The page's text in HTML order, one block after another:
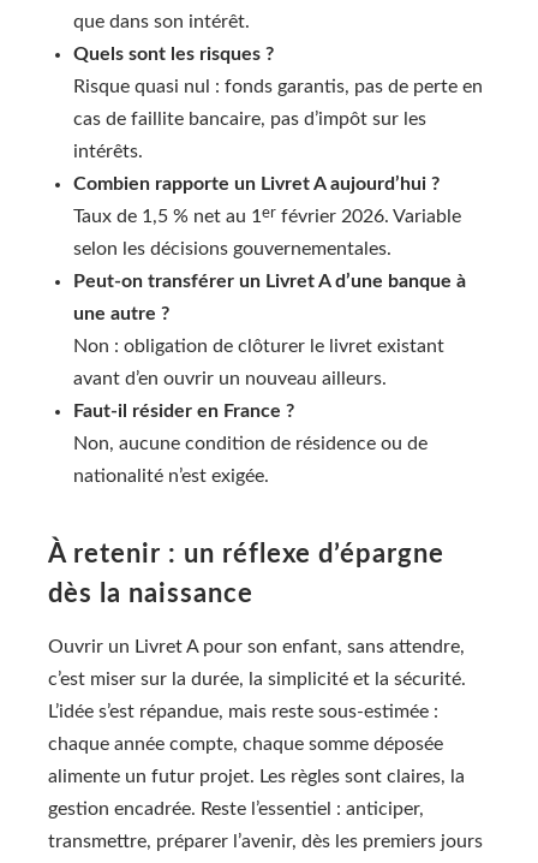
que dans son intérêt.
Quels sont les risques ?
Risque quasi nul : fonds garantis, pas de perte en
cas de faillite bancaire, pas d’impôt sur les
intérêts.
Combien rapporte un Livret A aujourd’hui ?
Taux de 1,5 % net au 1 er février 2026. Variable
selon les décisions gouvernementales.
Peut-on transférer un Livret A d’une banque à
une autre ?
Non : obligation de clôturer le livret existant
avant d’en ouvrir un nouveau ailleurs.
Faut-il résider en France ?
Non, aucune condition de résidence ou de
nationalité n’est exigée.
À retenir : un réflexe d’épargne
dès la naissance
Ouvrir un Livret A pour son enfant, sans attendre,
c’est miser sur la durée, la simplicité et la sécurité.
L’idée s’est répandue, mais reste sous-estimée :
chaque année compte, chaque somme déposée
alimente un futur projet. Les règles sont claires, la
gestion encadrée. Reste l’essentiel : anticiper,
transmettre, préparer l’avenir, dès les premiers jours